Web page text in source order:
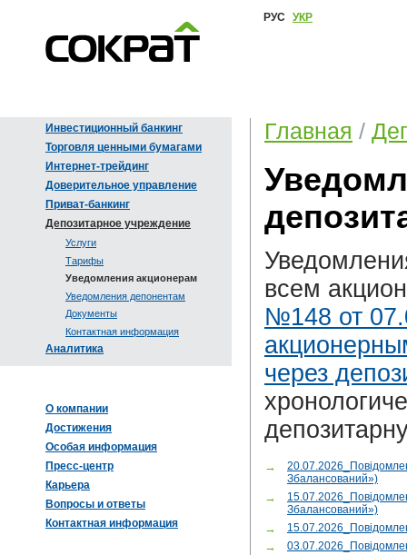
Инвестиционный банкинг
Торговля ценными бумагами
Интернет-трейдинг
Доверительное управление
Приват-банкинг
Депозитарное учреждение
Услуги
Тарифы
Уведомления акционерам
Уведомления депонентам
Документы
Контактная информация
Аналитика
О компании
Достижения
Особая информация
Пресс-центр
Карьера
Вопросы и ответы
Контактная информация
РУС УКР
Главная /
всем
№148 от
через
→
Збалансований»)
→
Збалансований»)
→
→